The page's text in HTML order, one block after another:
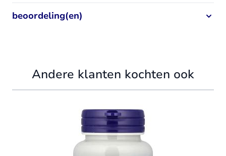
beoordeling(en)
Andere klanten kochten ook
Navigating through the elements of the carousel is possible
Press to skip carousel
Press to go to carousel navigation